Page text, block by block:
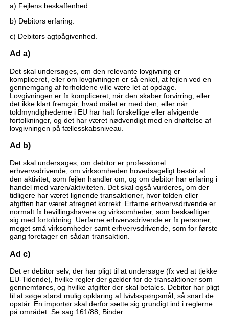
a) Fejlens beskaffenhed.
b) Debitors erfaring.
c) Debitors agtpågivenhed.
Ad a)
Det skal undersøges, om den relevante lovgivning er
kompliceret, eller om lovgivningen er så enkel, at fejlen ved en
gennemgang af forholdene ville være let at opdage.
Lovgivningen er fx kompliceret, når den skaber forvirring, eller
det ikke klart fremgår, hvad målet er med den, eller når
toldmyndighederne i EU har haft forskellige eller afvigende
fortolkninger, og det har været nødvendigt med en drøftelse af
lovgivningen på fællesskabsniveau.
Ad b)
Det skal undersøges, om debitor er professionel
erhvervsdrivende, om virksomheden hovedsageligt består af
den aktivitet, som fejlen handler om, og om debitor har erfaring i
handel med varen/aktiviteten. Det skal også vurderes, om der
tidligere har været lignende transaktioner, hvor tolden eller
afgiften har været afregnet korrekt. Erfarne erhvervsdrivende er
normalt fx bevillingshavere og virksomheder, som beskæftiger
sig med fortoldning. Uerfarne erhvervsdrivende er fx personer,
meget små virksomheder samt erhvervsdrivende, som for første
gang foretager en sådan transaktion.
Ad c)
Det er debitor selv, der har pligt til at undersøge (fx ved at tjekke
EU-Tidende), hvilke regler der gælder for de transaktioner som
gennemføres, og hvilke afgifter der skal betales. Debitor har pligt
til at søge størst mulig opklaring af tvivlsspørgsmål, så snart de
opstår. En importør skal derfor sætte sig grundigt ind i reglerne
på området. Se sag 161/88, Binder.